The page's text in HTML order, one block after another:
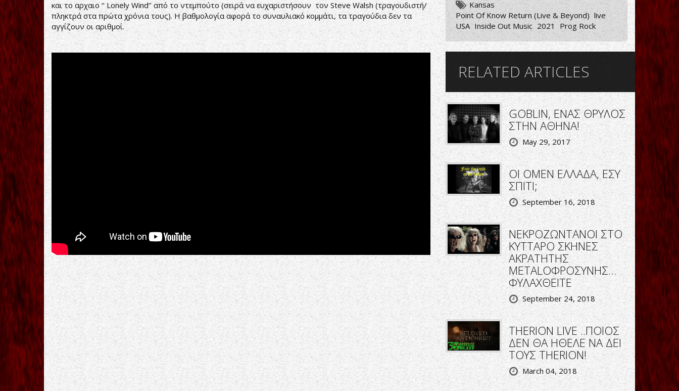
και το αρχαιο ‘’ Lonely Wind’’ από το ντεμπούτο (σειρά να ευχαριστήσουν τον Steve Walsh (τραγουδιστή/
πληκτρά στα πρώτα χρόνια τους). Η βαθμολογία αφορά το συναυλιακό κομμάτι, τα τραγούδια δεν τα
αγγίζουν οι αριθμοί.
Kansas
Point Of Know Return (Live & Beyond) live
USA Inside Out Music 2021 Prog Rock
RELATED ARTICLES
GOBLIN, ΕΝΑΣ ΘΡΥΛΟΣ
ΣΤΗΝ ΑΘΗΝΑ!
May 29, 2017
ΟΙ OMEN ΕΛΛΑΔΑ, ΕΣΥ
ΣΠΙΤΙ;
September 16, 2018
ΝΕΚΡΟΖΩΝΤΑΝΟΙ ΣΤΟ
ΚΥΤΤΑΡΟ ΣΚΗΝΕΣ
ΑΚΡΑΤΗΤΗΣ
METALΟΦΡΟΣΥΝΗΣ…
ΦΥΛΑΧΘΕΙΤΕ
September 24, 2018
THERION LIVE ..ΠΟΙΟΣ
ΔΕΝ ΘΑ ΗΘΕΛΕ ΝΑ ΔΕΙ
ΤΟΥΣ THERION!
March 04, 2018